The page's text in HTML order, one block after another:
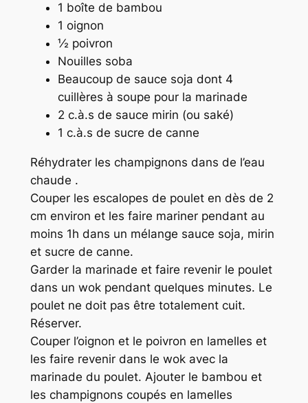
1 boîte de bambou
1 oignon
½ poivron
Nouilles soba
Beaucoup de sauce soja dont 4
cuillères à soupe pour la marinade
2 c.à.s de sauce mirin (ou saké)
1 c.à.s de sucre de canne
Réhydrater les champignons dans de l’eau
chaude .
Couper les escalopes de poulet en dès de 2
cm environ et les faire mariner pendant au
moins 1h dans un mélange sauce soja, mirin
et sucre de canne.
Garder la marinade et faire revenir le poulet
dans un wok pendant quelques minutes. Le
poulet ne doit pas être totalement cuit.
Réserver.
Couper l’oignon et le poivron en lamelles et
les faire revenir dans le wok avec la
marinade du poulet. Ajouter le bambou et
les champignons coupés en lamelles